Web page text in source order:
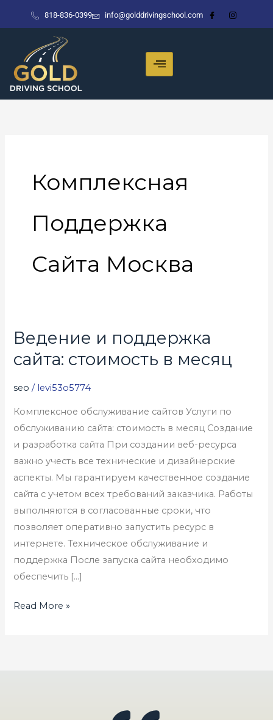
818-836-0399 info@golddrivingschool.com
Комплексная
Поддержка
Сайта Москва
Ведение и поддержка
сайта: стоимость в месяц
seo / levi53o5774
Комплексное обслуживание сайтов Услуги по
обслуживанию сайта: стоимость в месяц Создание
и разработка сайта При создании веб-ресурса
важно учесть все технические и дизайнерские
аспекты. Мы гарантируем качественное создание
сайта с учетом всех требований заказчика. Работы
выполняются в согласованные сроки, что
позволяет оперативно запустить ресурс в
интернете. Техническое обслуживание и
поддержка После запуска сайта необходимо
обеспечить […]
Ведение
поддержка
сайта:
в
месяц
Read More »